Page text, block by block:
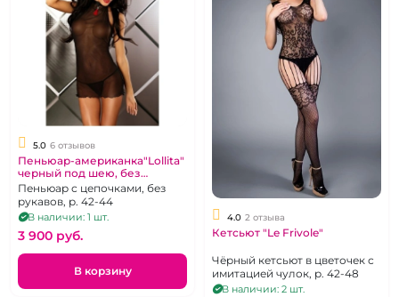
5.0 6 отзывов
Пеньюар-американка"Lollita"
черный под шею, без
рукавов
Пеньюар с цепочками, без
рукавов, р. 42-44
В наличии: 1 шт.
3 900 pуб.
В корзину
4.0 2 отзыва
Кетсьют "Le Frivole"
Чёрный кетсьют в цветочек с
имитацией чулок, р. 42-48
В наличии: 2 шт.